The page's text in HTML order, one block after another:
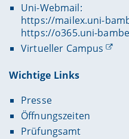
Uni-Webmail:
https://mailex.uni-
https://o365.uni-
Virtueller Campus
Wichtige Links
Presse
Öffnungszeiten
Prüfungsamt